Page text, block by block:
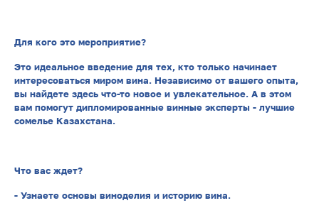
Для кого это мероприятие?
Это идеальное введение для тех, кто только начинает
интересоваться миром вина. Независимо от вашего опыта,
вы найдете здесь что-то новое и увлекательное. А в этом
вам помогут дипломированные винные эксперты - лучшие
сомелье Казахстана.
Что вас ждет?
- Узнаете основы виноделия и историю вина.